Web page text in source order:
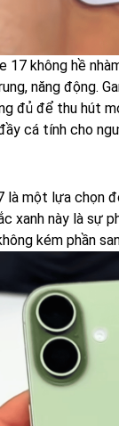
17 không hề
năng động.
đủ để thu hút
cá tính cho
là một lựa chọn
xanh này là sự
kém phần